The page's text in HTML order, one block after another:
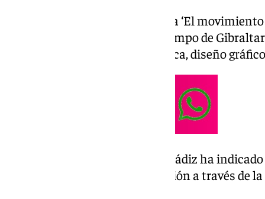
La exposición, que tiene de lema ‘El
27 artistas de la comarca del Campo de
disciplinas como pintura, música, diseño
En una nota, la Diputación de Cádiz ha
visión personal sobre la migración a través de